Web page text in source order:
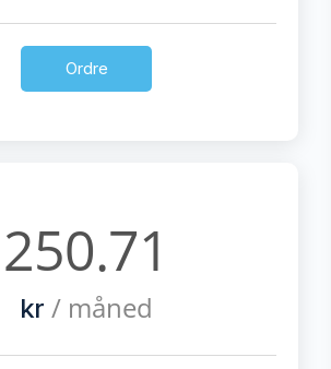
Ordre
250.71
kr / måned